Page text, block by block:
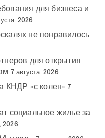
для бизнеса и
2026
не понравилось
для открытия
7 августа, 2026
КНДР «с колен» 7
социальное жилье за
2026